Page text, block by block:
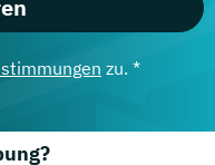
zu. *